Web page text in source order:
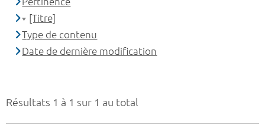
Résultats 1 à 1 sur 1 au total
[Titre]
Type de contenu
Date de dernière modification